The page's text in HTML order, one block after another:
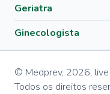
Geriatra
Ginecologista
© Medprev, 2026, live
Todos os direitos